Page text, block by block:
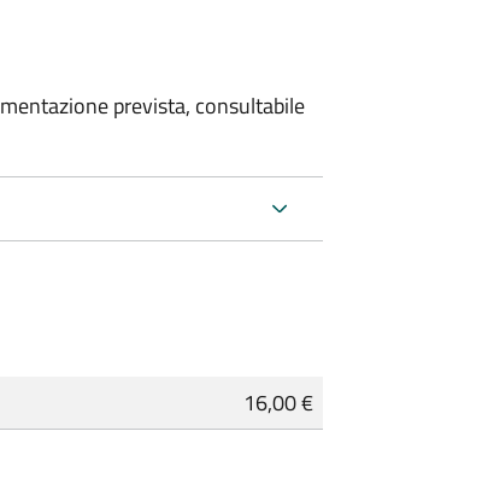
prevista, consultabile
16,00 €